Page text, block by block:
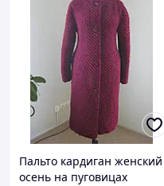
Пальто кардиган женский
осень на пуговицах